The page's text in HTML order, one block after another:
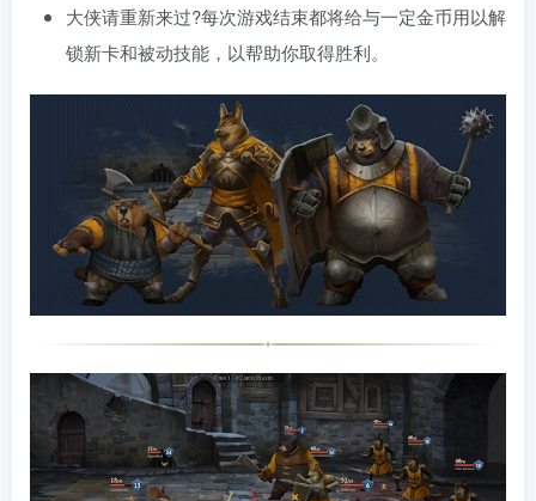
大侠请重新来过?每次游戏结束都将给与一定金币用以解
锁新卡和被动技能，以帮助你取得胜利。